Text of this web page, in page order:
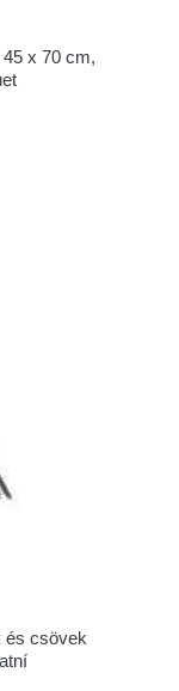
x 70 cm,
és csövek